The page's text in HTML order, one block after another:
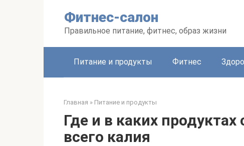
Фитнес-салон
Правильное питание, фитнес, образ жизни
Питание и продукты Фитнес
Главная » Питание и продукты
Где и в каких
всего калия